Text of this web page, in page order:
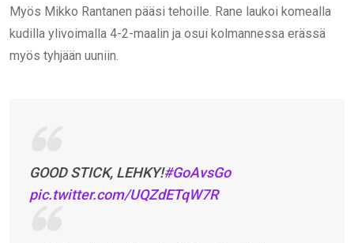
Myös Mikko Rantanen pääsi tehoille. Rane laukoi komealla
kudilla ylivoimalla 4-2-maalin ja osui kolmannessa erässä
myös tyhjään uuniin.
GOOD STICK, LEHKY!#GoAvsGo
pic.twitter.com/UQZdETqW7R